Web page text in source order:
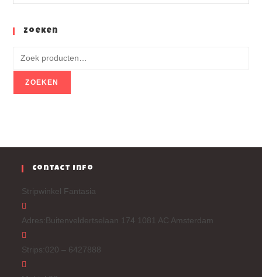
Zoeken
ZOEKEN
Contact Info
Stripwinkel Fantasia
Adres: Buitenveldertselaan 174 1081 AC Amsterdam
Strips: 020 – 6427888